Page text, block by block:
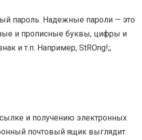
пароль. Надежные пароли — это
и прописные буквы, цифры и
и т.п. Например, StROng!;;
и получению электронных
почтовый ящик выглядит